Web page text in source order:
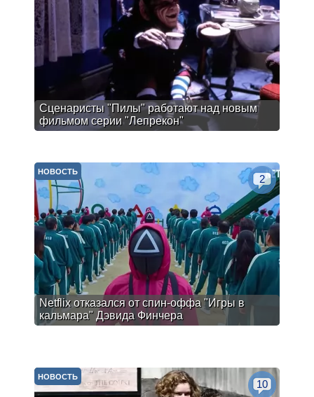
Сценаристы "Пилы" работают над новым
фильмом серии "Лепрекон"
Netflix отказался от спин-оффа "Игры в
кальмара" Дэвида Финчера
НОВОСТЬ
2
НОВОСТЬ
10